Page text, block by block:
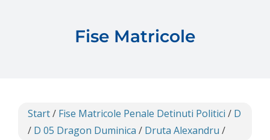
Fise Matricole
Start/ Fise Matricole Penale Detinuti Politici / D
/ D 05 Dragon Duminica / Druta Alexandru /